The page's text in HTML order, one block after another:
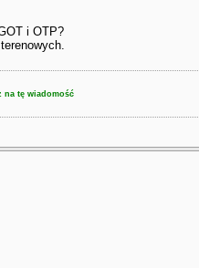
i OTP?
na tę wiadomość